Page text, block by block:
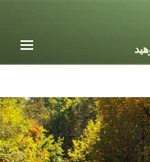
Deutsch
Español
Français
Hebrew